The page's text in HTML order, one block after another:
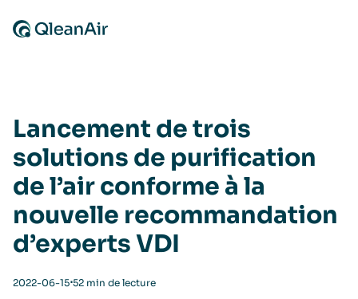
Lancement de trois
solutions de purification
de l’air conforme à la
nouvelle recommandation
d’experts VDI
2022-06-15⋅52 min de lecture